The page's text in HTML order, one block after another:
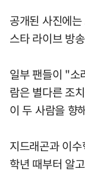
공개된 사진에
스타 라이브 방
일부 팬들이 "소
람은 별다른 조
이 두 사람을 향
지드래곤과 이
학년 때부터 알